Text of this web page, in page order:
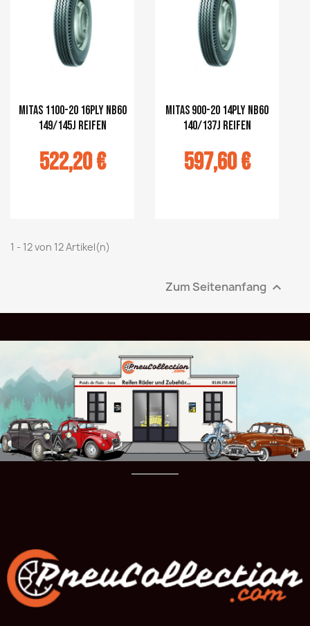
Mitas 1100-20 16PLY NB60
149/145J Reifen
522,20 €
au panier
Mitas 900-20 14PLY NB60
140/137J Reifen
597,60 €
1 - 12 von 12 Artikel(n)
Zum Seitenanfang 